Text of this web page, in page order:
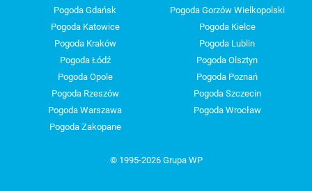
Pogoda Gdańsk
Pogoda Gorzów Wielkopolski
Pogoda Katowice
Pogoda Kielce
Pogoda Kraków
Pogoda Lublin
Pogoda Łódź
Pogoda Olsztyn
Pogoda Opole
Pogoda Poznań
Pogoda Rzeszów
Pogoda Szczecin
Pogoda Warszawa
Pogoda Wrocław
Pogoda Zakopane
© 1995-2026 Grupa WP